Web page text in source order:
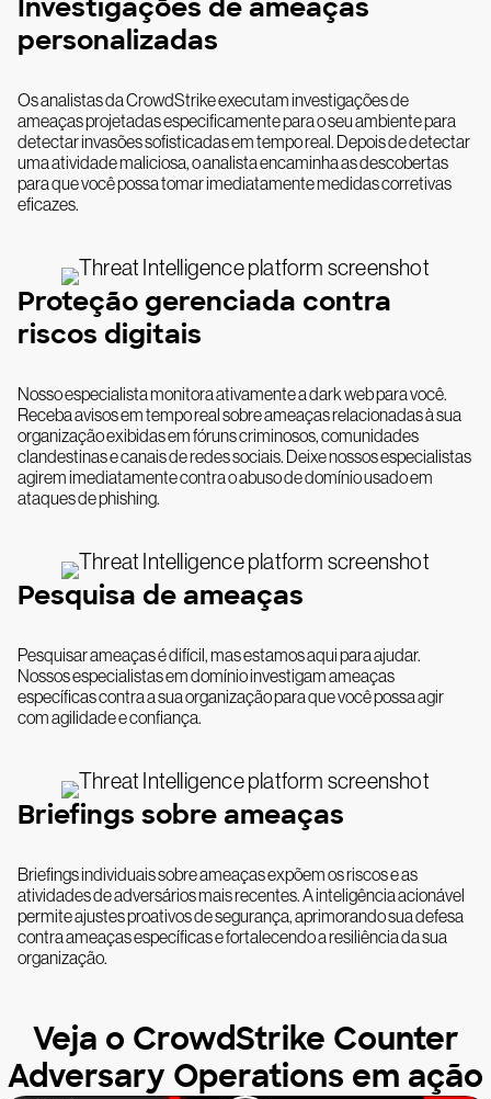
Investigações de ameaças
personalizadas
Os analistas da CrowdStrike executam investigações de
ameaças projetadas especificamente para o seu ambiente para
detectar invasões sofisticadas em tempo real. Depois de detectar
uma atividade maliciosa, o analista encaminha as descobertas
para que você possa tomar imediatamente medidas corretivas
eficazes.
Proteção gerenciada contra
riscos digitais
Nosso especialista monitora ativamente a dark web para você.
Receba avisos em tempo real sobre ameaças relacionadas à sua
organização exibidas em fóruns criminosos, comunidades
clandestinas e canais de redes sociais. Deixe nossos especialistas
agirem imediatamente contra o abuso de domínio usado em
ataques de phishing.
Pesquisa de ameaças
Pesquisar ameaças é difícil, mas estamos aqui para ajudar.
Nossos especialistas em domínio investigam ameaças
específicas contra a sua organização para que você possa agir
com agilidade e confiança.
Briefings sobre ameaças
Briefings individuais sobre ameaças expõem os riscos e as
atividades de adversários mais recentes. A inteligência acionável
permite ajustes proativos de segurança, aprimorando sua defesa
contra ameaças específicas e fortalecendo a resiliência da sua
organização.
Veja o CrowdStrike Counter
Adversary Operations em ação